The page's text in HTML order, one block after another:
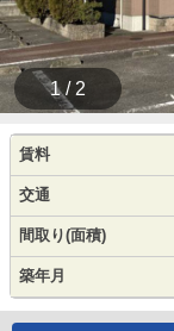
1 / 2
賃料
交通
間取り(面積)
築年月